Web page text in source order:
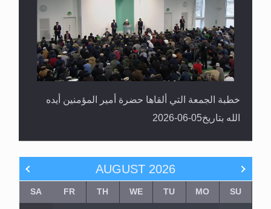
خطبة الجمعة التي ألقاها حضرة أمير المؤمنين أيده
الله بتاريخ05-06-2026
AUGUST 2026
SU
MO
TU
WE
TH
FR
SA